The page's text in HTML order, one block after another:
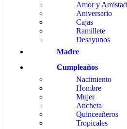
Amor y Amistad
Aniversario
Cajas
Ramillete
Desayunos
Madre
Cumpleaños
Nacimiento
Hombre
Mujer
Ancheta
Quinceañeros
Tropicales